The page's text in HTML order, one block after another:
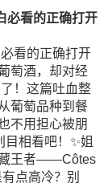
必看的正确打开
看的正确打开
萄酒，却对经
！这篇吐血整
葡萄品种到餐
不用担心被朋
相看吧！✨姐
藏王者——Côtes
点高冷？别